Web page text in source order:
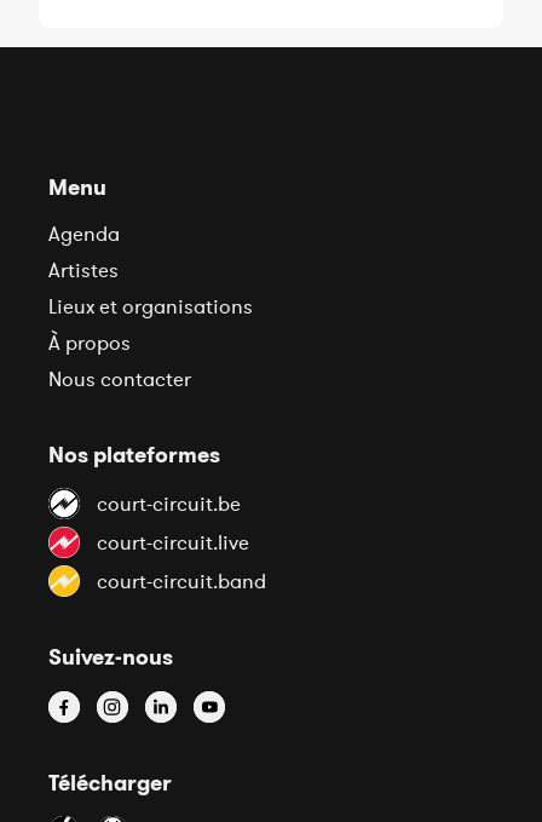
Menu
Agenda
Artistes
Lieux et organisations
À propos
Nous contacter
Nos plateformes
court-circuit.be
court-circuit.live
court-circuit.band
Suivez-nous
Télécharger